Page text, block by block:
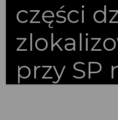
części
przy SP